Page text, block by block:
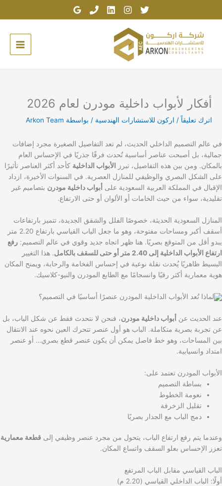
أفكار لأبواب داخلية مودرن لعام 2026
اترك تعليقاً / اركون للاستشارات الهندسية / بواسطة Arkon Team
في عالم التصميم الداخلي الحديث، لم تعد التفاصيل الصغيرة مجرد إضافات
جمالية، بل أصبحت عناصر أساسية تُحدث فرقًا جذريًا في الإحساس العام
بالمكان. ومن بين هذه التفاصيل، تبرز
الأبواب الداخلية كأحد أكثر العناصر تأثيرًا
على الشكل البصري والوظيفي للمنازل العصرية. في السنوات الأخيرة، ازداد
الإقبال في المملكة العربية السعودية على أبواب داخلية مودرن بتصاميم غير
تقليدية، سواء من حيث الخامات أو الألوان أو حتى الارتفاع.
المنازل السعودية الحديثة، خصوصًا الفلل والشقق الجديدة، تتميز بارتفاعات
أسقف أكبر ومساحات مفتوحة، وهو ما جعل الباب القياسي بارتفاع 2.20 متر
يبدو أقل من المتوقع بصريًا. هنا ظهر اتجاه جديد وقوي في عالم التصميم: رفع
ارتفاع الأبواب الداخلية إلى 2.40 متر أو حتى للسقف بالكامل
. هذا التغيير
البسيط ظاهريًا يُحدث نقلة نوعية في إحساس الفخامة والرحابة، ويمنح المكان
هوية معمارية أكثر رقيًا وانسجامًا مع الطابع المودرن والنيو-كلاسيك.
لماذا تُعد الأبواب الداخلية المودرن عنصرًا أساسيًا في التصميم؟
عند الحديث عن أبواب داخلية مودرن، فنحن لا نتحدث فقط عن شكل الباب، بل
عن تجربة بصرية متكاملة. الباب هو أول عنصر تتحرك العين نحوه عند الانتقال
بين المساحات، وهو خط فاصل يمكن أن يكون عنصر قطع بصري… أو عنصر
امتداد وانسيابية.
الأبواب المودرن تعتمد على:
بساطة التصميم
نعومة الخطوط
تقليل الزخرفة
دمج الباب مع الجدار بصريًا
وعندما يتم رفع ارتفاع الباب، يتحول من مجرد عنصر وظيفي إلى قطعة معمارية
تعزز الإحساس بعلو السقف واتساع المكان.
الباب القياسي مقابل الباب المرتفع
أولًا: الباب الداخلي القياسي (2.20 م)